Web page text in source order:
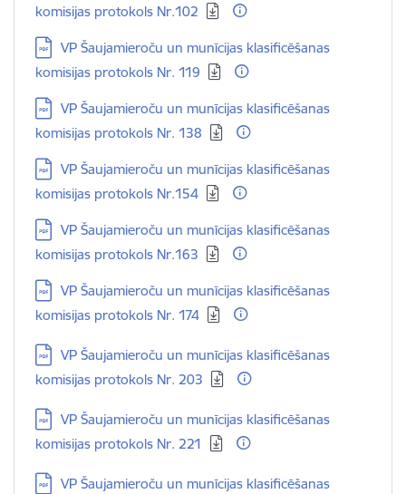
komisijas protokols Nr.102
Lejupielādēt:
VP Šaujamieroču un munīcijas klasificēšanas
komisijas protokols Nr. 119
Lejupielādēt:
VP Šaujamieroču un munīcijas klasificēšanas
komisijas protokols Nr. 138
Lejupielādēt:
VP Šaujamieroču un munīcijas klasificēšanas
komisijas protokols Nr.154
Lejupielādēt:
VP Šaujamieroču un munīcijas klasificēšanas
komisijas protokols Nr.163
Lejupielādēt:
VP Šaujamieroču un munīcijas klasificēšanas
komisijas protokols Nr. 174
Lejupielādēt:
VP Šaujamieroču un munīcijas klasificēšanas
komisijas protokols Nr. 203
Lejupielādēt:
VP Šaujamieroču un munīcijas klasificēšanas
komisijas protokols Nr. 221
Lejupielādēt:
VP Šaujamieroču un munīcijas klasificēšanas